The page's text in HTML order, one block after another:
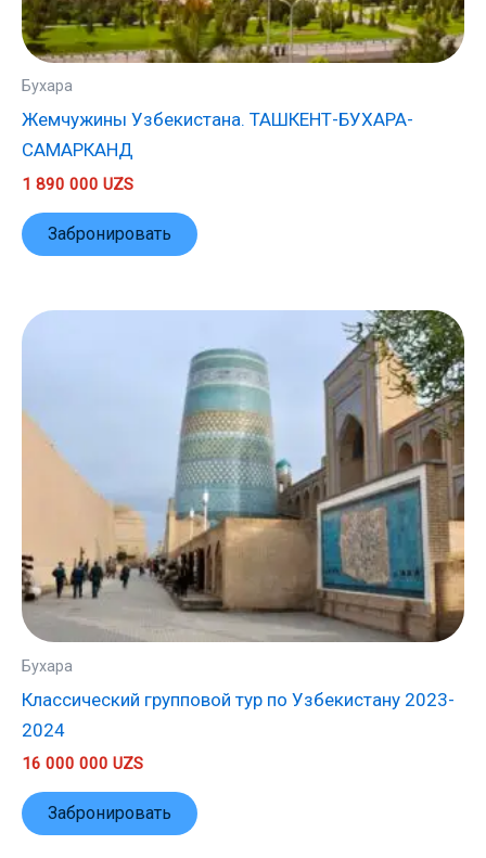
Бухара
Жемчужины Узбекистана. ТАШКЕНТ-БУХАРА-
САМАРКАНД
1 890 000 UZS
Забронировать
Бухара
Классический групповой тур по Узбекистану 2023-
2024
16 000 000 UZS
Забронировать